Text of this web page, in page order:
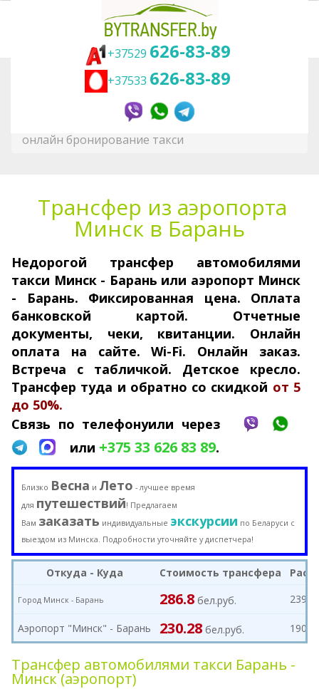
+37529 626-83-89
+37533 626-83-89
Главная
Трансфер по городам Беларуси
Трансфер из аэропорта Минск в Барань -
онлайн бронирование такси
Трансфер из аэропорта
Минск в Барань
Недорогой трансфер авто­моби­лями
такси Минск - Барань или аэропорт Минск
-
Барань. Фикси­рован­ная цена. Оплата
банковской картой. Отчетные
документы, чеки, квитанции. Онлайн
оплата на сайте. Wi-Fi. Онлайн заказ.
Встреча с табличкой. Детское кресло.
Трансфер туда и обратно со скидкой от 5
до 50%.
Связь по телефонуили через
или +375 33 626 83 89.
Близко Весна и Лето - лучшее время
для путешествий! Предлагаем
Вам заказать индивидуальные экскурсии по Беларуси с
выездом из Минска. Подробности уточняйте у диспетчера!
Откуда - Куда Стоимость трансфера
Город Минск - Барань 286.8 бел.руб. 239
Аэропорт "Минск" - Барань 230.28 бел.руб. 190
Трансфер автомобилями такси Барань -
Минск (аэропорт)